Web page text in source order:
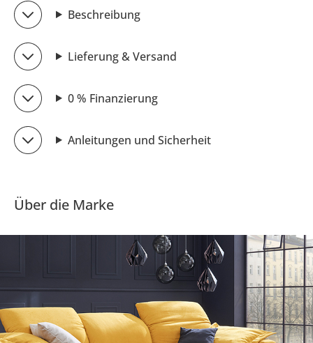
Beschreibung
Lieferung & Versand
0 % Finanzierung
Anleitungen und Sicherheit
Über die Marke